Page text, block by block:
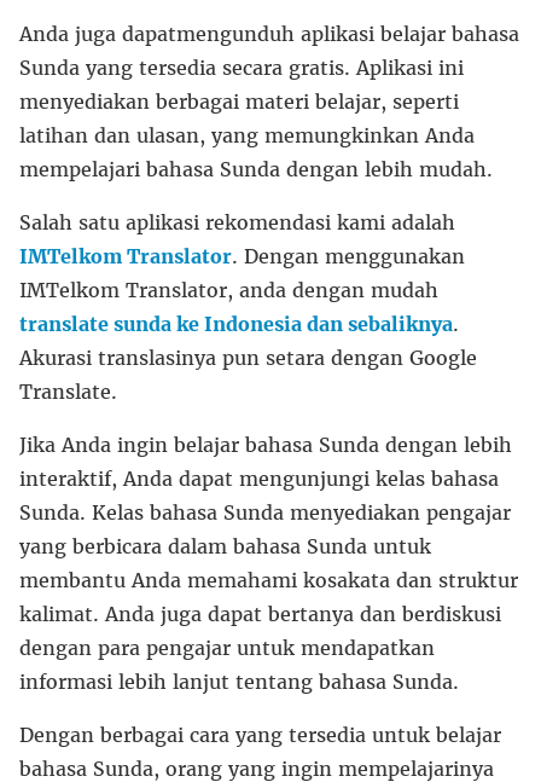
Anda juga dapatmengunduh aplikasi belajar bahasa
Sunda yang tersedia secara gratis. Aplikasi ini
menyediakan berbagai materi belajar, seperti
latihan dan ulasan, yang memungkinkan Anda
mempelajari bahasa Sunda dengan lebih mudah.
Salah satu aplikasi rekomendasi kami adalah
IMTelkom Translator. Dengan menggunakan
IMTelkom Translator, anda dengan mudah
translate sunda ke Indonesia dan sebaliknya.
Akurasi translasinya pun setara dengan Google
Translate.
Jika Anda ingin belajar bahasa Sunda dengan lebih
interaktif, Anda dapat mengunjungi kelas bahasa
Sunda. Kelas bahasa Sunda menyediakan pengajar
yang berbicara dalam bahasa Sunda untuk
membantu Anda memahami kosakata dan struktur
kalimat. Anda juga dapat bertanya dan berdiskusi
dengan para pengajar untuk mendapatkan
informasi lebih lanjut tentang bahasa Sunda.
Dengan berbagai cara yang tersedia untuk belajar
bahasa Sunda, orang yang ingin mempelajarinya